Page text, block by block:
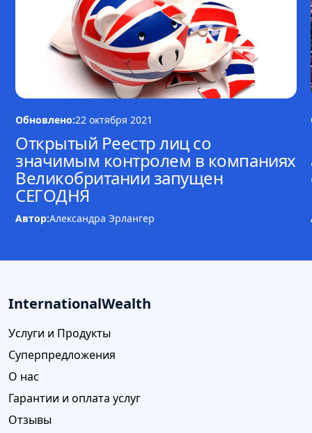
Обновлено:22 октября 2021
Открытый Реестр лиц со
значимым контролем в компаниях
Великобритании запущен
СЕГОДНЯ
Автор:Александра Эрлангер
InternationalWealth
Услуги и Продукты
Суперпредложения
О нас
Гарантии и оплата услуг
Отзывы